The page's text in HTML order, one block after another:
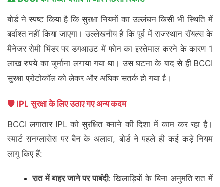
बोर्ड ने स्पष्ट किया है कि सुरक्षा नियमों का उल्लंघन किसी भी स्थिति में
बर्दाश्त नहीं किया जाएगा। उल्लेखनीय है कि पूर्व में राजस्थान रॉयल्स के
मैनेजर रोमी भिंडर पर डगआउट में फोन का इस्तेमाल करने के कारण 1
लाख रुपये का जुर्माना लगाया गया था। उस घटना के बाद से ही BCCI
सुरक्षा प्रोटोकॉल को लेकर और अधिक सतर्क हो गया है।
🛡️ IPL सुरक्षा के लिए उठाए गए अन्य कदम
BCCI लगातार IPL को सुरक्षित बनाने की दिशा में काम कर रहा है।
स्मार्ट सनग्लासेस पर बैन के अलावा, बोर्ड ने पहले ही कई कड़े नियम
लागू किए हैं:
रात में बाहर जाने पर पाबंदी: खिलाड़ियों के बिना अनुमति रात में